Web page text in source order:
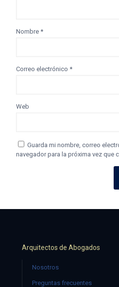
Nombre *
Correo electrónico *
Web
Guarda mi nombre, correo
navegador para la próxima vez que
Arquitectos de Abogados
Nosotros
Preguntas frecuentes